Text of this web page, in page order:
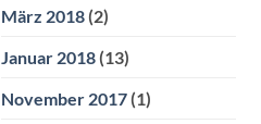
März 2018(2)
Januar 2018(13)
November 2017(1)